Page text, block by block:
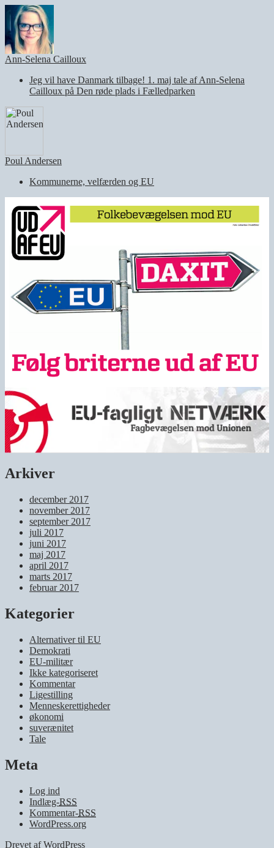
Ann-Selena Cailloux
Jeg vil have Danmark tilbage! 1. maj tale af Ann-Selena
Cailloux på Den røde plads i Fælledparken
Poul Andersen
Kommunerne, velfærden og EU
Arkiver
december 2017
november 2017
september 2017
juli 2017
juni 2017
maj 2017
april 2017
marts 2017
februar 2017
Kategorier
Alternativer til EU
Demokrati
EU-militær
Ikke kategoriseret
Kommentar
Ligestilling
Menneskerettigheder
økonomi
suverænitet
Tale
Meta
Log ind
Indlæg-RSS
Kommentar-RSS
WordPress.org
Drevet af WordPress